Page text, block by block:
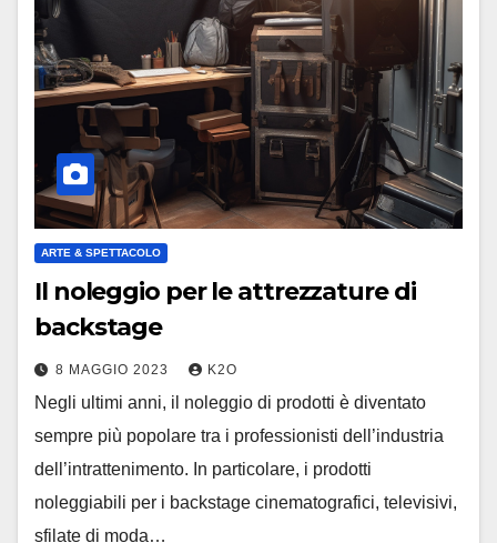
ARTE & SPETTACOLO
Il noleggio per le attrezzature di
backstage
8 MAGGIO 2023 K2O
Negli ultimi anni, il noleggio di prodotti è diventato
sempre più popolare tra i professionisti dell’industria
dell’intrattenimento. In particolare, i prodotti
noleggiabili per i backstage cinematografici, televisivi,
sfilate di moda…